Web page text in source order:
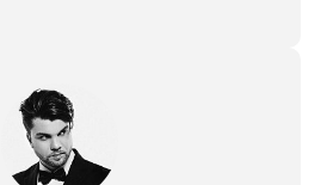
спорта, должен
чтобы задуманное у него
и как он делать
хочет потерпеть